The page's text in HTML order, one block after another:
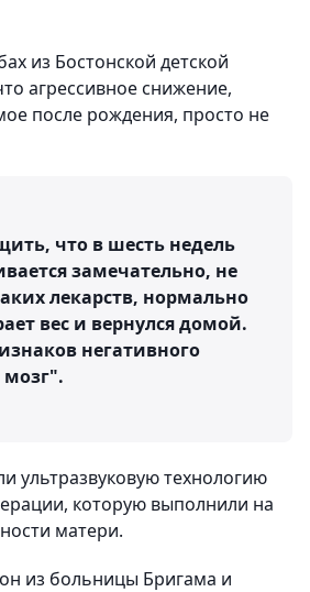
из Бостонской детской
агрессивное снижение,
после рождения, просто не
что в шесть недель
замечательно, не
лекарств, нормально
вес и вернулся домой.
негативного
мозг".
ультразвуковую технологию
которую выполнили на
матери.
из больницы Бригама и